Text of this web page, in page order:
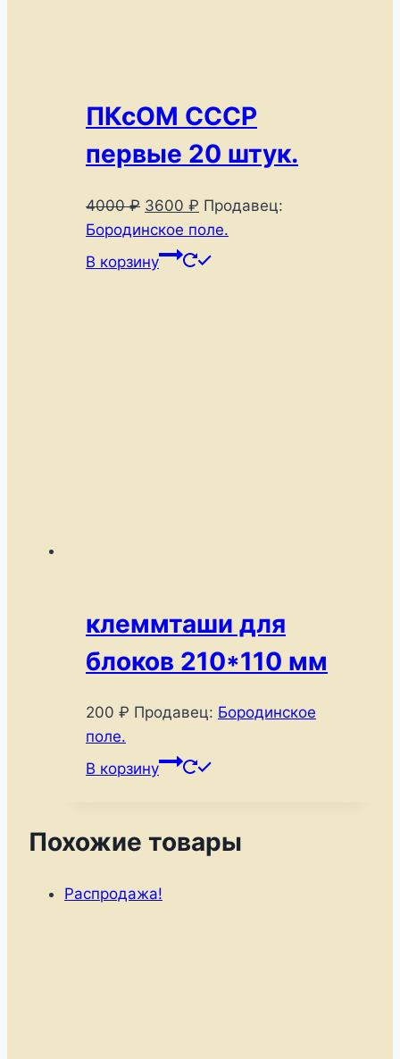
ПКсОМ СССР
первые 20 штук.
4000₽ Первоначальная
цена
составляла
4000 ₽.
3600 ₽ Текущая
цена:
3600 ₽.
Продавец:
Бородинское поле.
В корзину
клеммташи для
блоков 210*110 мм
200 ₽ Продавец: Бородинское
поле.
В корзину
Похожие товары
Распродажа!